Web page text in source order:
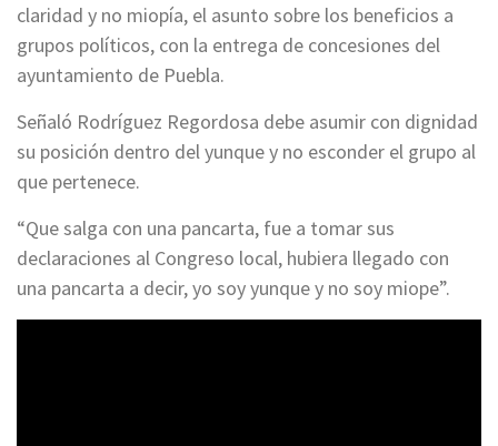
claridad y no miopía, el asunto sobre los beneficios a
grupos políticos, con la entrega de concesiones del
ayuntamiento de Puebla.
Señaló Rodríguez Regordosa debe asumir con dignidad
su posición dentro del yunque y no esconder el grupo al
que pertenece.
“Que salga con una pancarta, fue a tomar sus
declaraciones al Congreso local, hubiera llegado con
una pancarta a decir, yo soy yunque y no soy miope”.